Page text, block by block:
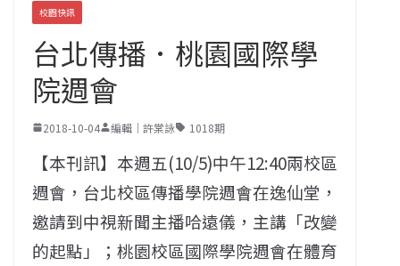
校園快訊
台北傳播．桃園國際學
院週會
2018-10-04 編輯｜許棠詠 1018期
【本刊訊】本週五(10/5)中午12:40兩校區
週會，台北校區傳播學院週會在逸仙堂，
邀請到中視新聞主播哈遠儀，主講「改變
的起點」；桃園校區國際學院週會在體育